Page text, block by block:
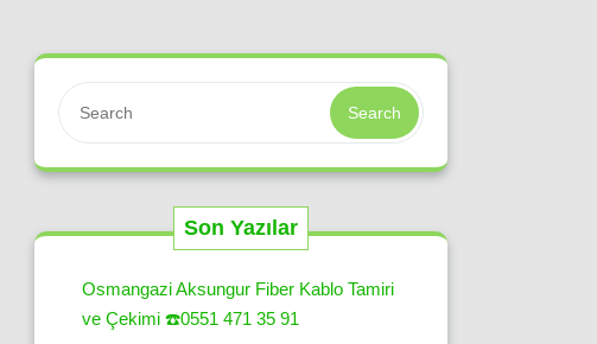
Search
Son Yazılar
Osmangazi Aksungur Fiber Kablo Tamiri
ve Çekimi ☎️0551 471 35 91